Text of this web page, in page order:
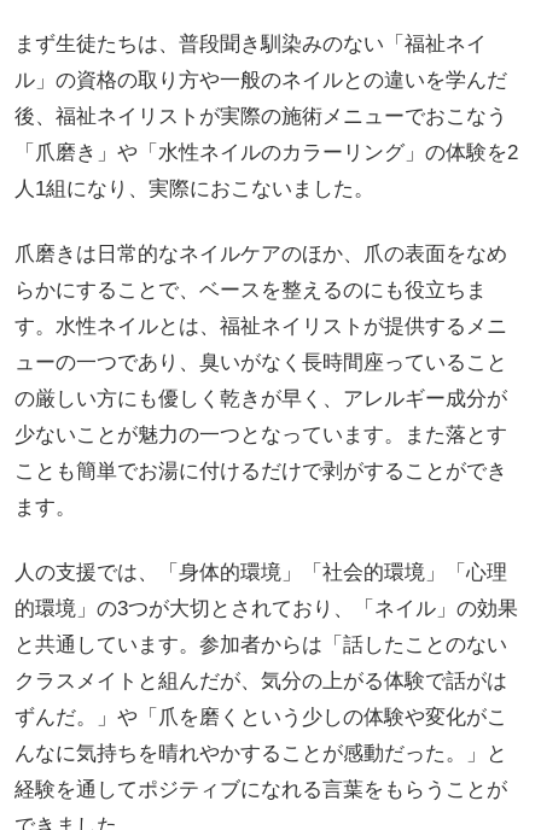
まず生徒たちは、普段聞き馴染みのない「福祉ネイ
ル」の資格の取り方や一般のネイルとの違いを学んだ
後、福祉ネイリストが実際の施術メニューでおこなう
「爪磨き」や「水性ネイルのカラーリング」の体験を2
人1組になり、実際におこないました。
爪磨きは日常的なネイルケアのほか、爪の表面をなめ
らかにすることで、ベースを整えるのにも役立ちま
す。水性ネイルとは、福祉ネイリストが提供するメニ
ューの一つであり、臭いがなく長時間座っていること
の厳しい方にも優しく乾きが早く、アレルギー成分が
少ないことが魅力の一つとなっています。また落とす
ことも簡単でお湯に付けるだけで剥がすることができ
ます。
人の支援では、「身体的環境」「社会的環境」「心理
的環境」の3つが大切とされており、「ネイル」の効果
と共通しています。参加者からは「話したことのない
クラスメイトと組んだが、気分の上がる体験で話がは
ずんだ。」や「爪を磨くという少しの体験や変化がこ
んなに気持ちを晴れやかすることが感動だった。」と
経験を通してポジティブになれる言葉をもらうことが
できました。